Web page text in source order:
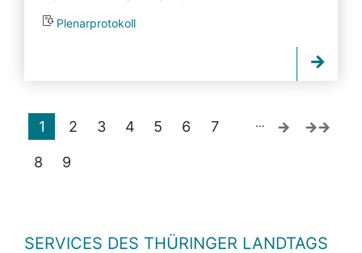
Plenarprotokoll
1 2 3 4 5 6 7
8 9
…
SERVICES DES THÜRINGER LANDTAGS